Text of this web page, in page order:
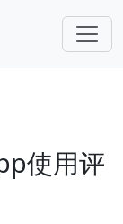
使用评